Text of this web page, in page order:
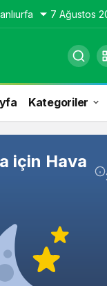
7 Ağustos
Kategoriler
için Hava